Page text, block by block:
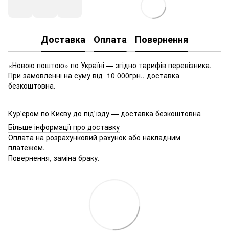
Доставка Оплата Повернення
«Новою поштою» по Україні — згідно тарифів перевізника.
При замовленні на суму від 10 000грн., доставка
безкоштовна.
Кур'єром по Києву до під'їзду — доставка безкоштовна
Більше інформації про доставку
Оплата на розрахунковий рахунок або накладним
платежем.
Повернення, заміна браку.